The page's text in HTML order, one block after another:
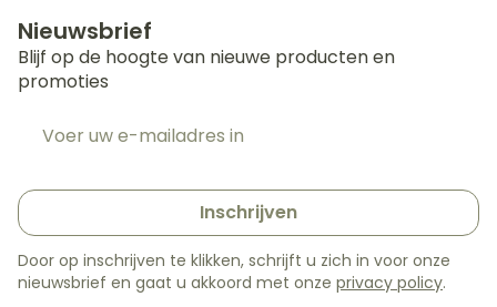
Nieuwsbrief
Blijf op de hoogte van nieuwe producten en
promoties
Inschrijven
Door op inschrijven te klikken, schrijft u zich in voor onze
nieuwsbrief en gaat u akkoord met onze privacy policy.